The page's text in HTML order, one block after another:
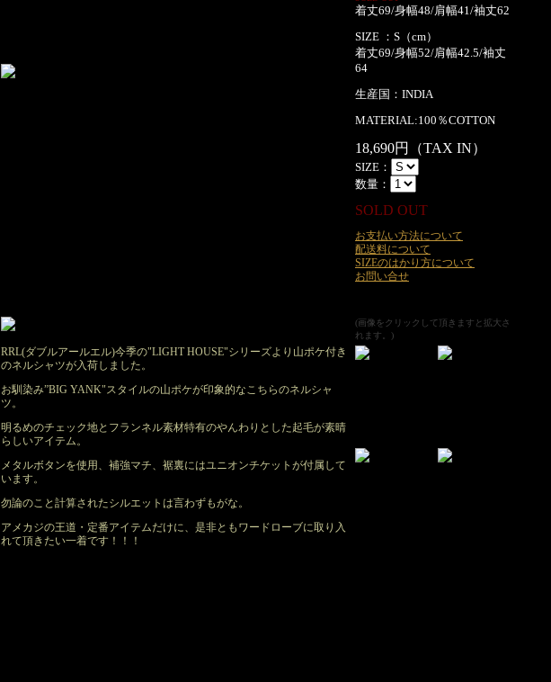
着丈69/身幅48/肩幅41/袖丈62
SIZE ：S（cm）
着丈69/身幅52/肩幅42.5/袖丈
64
生産国：INDIA
MATERIAL:100％COTTON
18,690円（TAX IN）
SIZE：
数量：
SOLD OUT
お支払い方法について
配送料について
SIZEのはかり方について
お問い合せ
(画像をクリックして頂きますと拡大さ
れます。)
RRL(ダブルアールエル)今季の"LIGHT HOUSE"シリーズより山ポケ付き
のネルシャツが入荷しました。
お馴染み”BIG YANK"スタイルの山ポケが印象的なこちらのネルシャ
ツ。
明るめのチェック地とフランネル素材特有のやんわりとした起毛が素晴
らしいアイテム。
メタルボタンを使用、補強マチ、裾裏にはユニオンチケットが付属して
います。
勿論のこと計算されたシルエットは言わずもがな。
アメカジの王道・定番アイテムだけに、是非ともワードローブに取り入
れて頂きたい一着です！！！